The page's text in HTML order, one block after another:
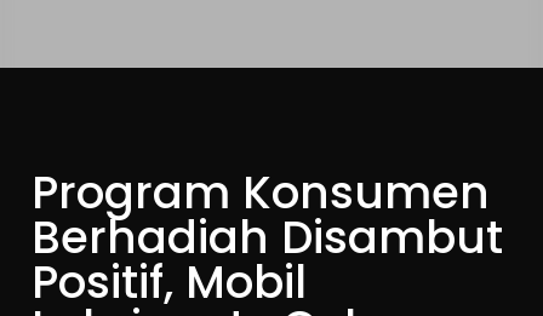
Program Konsumen
Berhadiah Disambut
Positif, Mobil